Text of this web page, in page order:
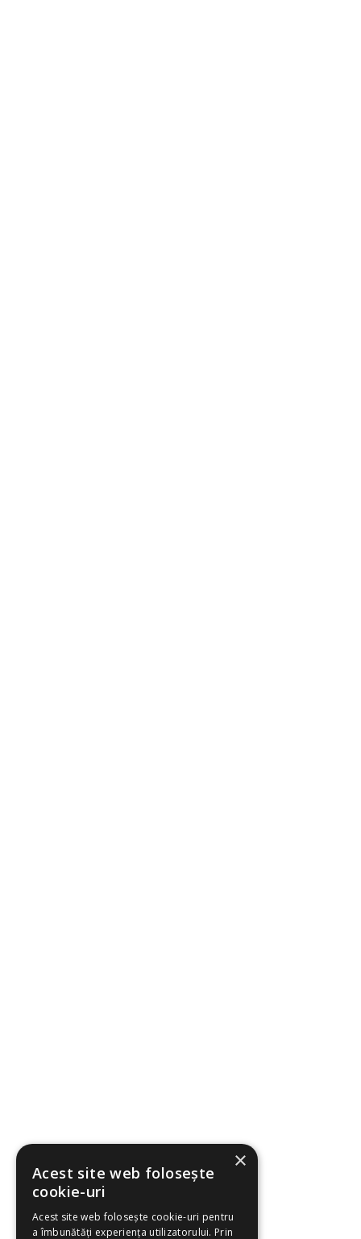
×
Acest site web folosește
cookie-uri
Acest site web folosește cookie-uri pentru
a îmbunătăți experiența utilizatorului. Prin